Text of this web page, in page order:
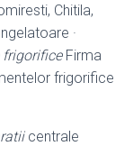
Chitila,
·
frigorificeFirma
frigorifice
centrale